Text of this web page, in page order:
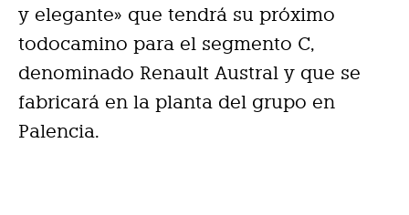
y elegante» que tendrá su próximo
todocamino para el segmento C,
denominado Renault Austral y que se
fabricará en la planta del grupo en
Palencia.